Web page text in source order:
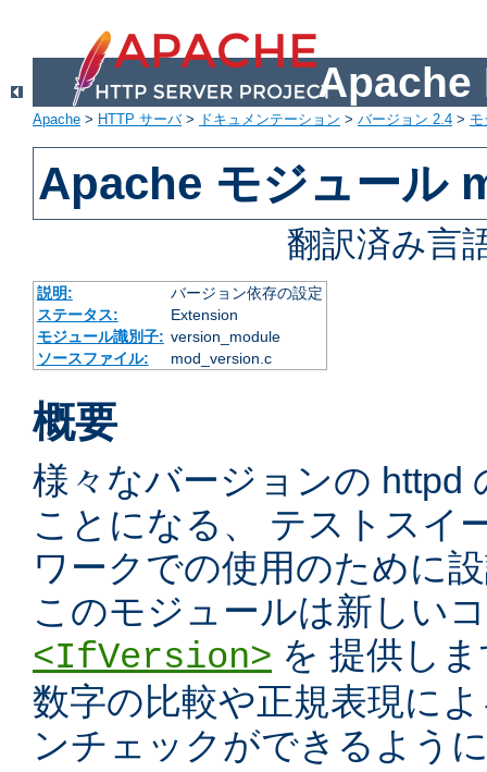
Apache
Apache > HTTP サーバ> ドキュメンテーション > バージョン 2.4 >
Apache モジュール
翻訳済み言
説明:
バージョン依存の設定
ステータス:
Extension
モジュール識別子: version_module
ソースファイル:
mod_version.c
概要
様々なバージョンの httpd
ことになる、 テストスイ
ワークでの使用のために
このモジュールは新しい
<IfVersion> を 提供し
数字の比較や正規表現に
ンチェックができるよう